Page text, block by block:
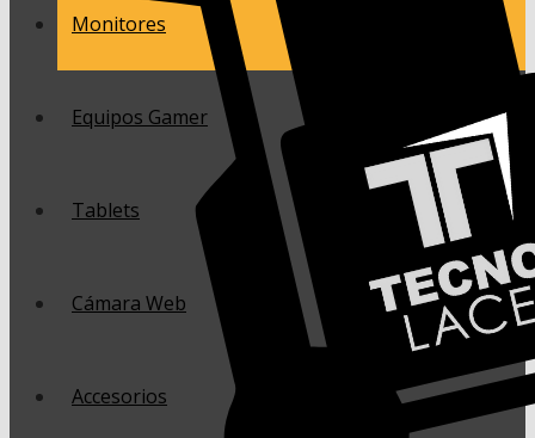
Monitores
Equipos Gamer
Tablets
Cámara Web
Accesorios